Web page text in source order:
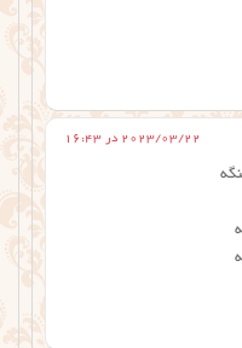
2023/03/22 در 16:43